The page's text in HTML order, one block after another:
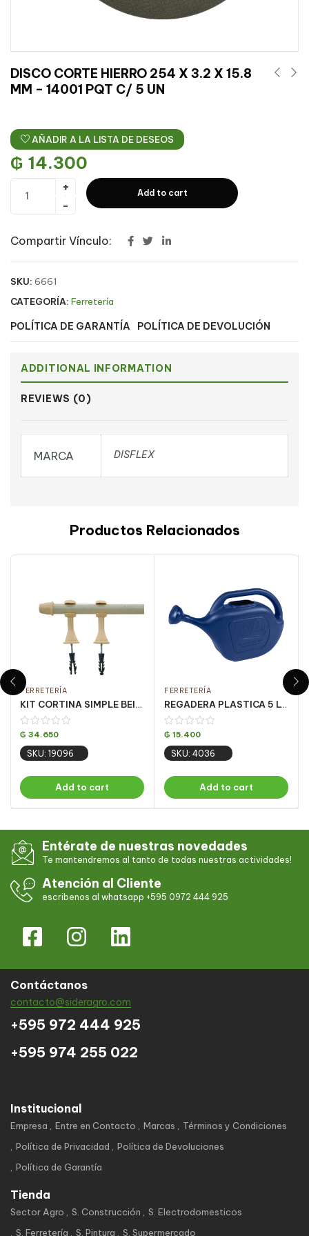
DISCO CORTE HIERRO 254 X 3.2 X 15.8
MM – 14001 PQT C/ 5 UN
AÑADIR A LA LISTA DE DESEOS
₲ 14.300
Add to cart
Compartir Vínculo:
SKU: 6661
CATEGORÍA: Ferretería
POLÍTICA DE GARANTÍA POLÍTICA DE DEVOLUCIÓN
ADDITIONAL INFORMATION
REVIEWS (0)
MARCA DISFLEX
Productos Relacionados
FERRETERÍA
KIT CORTINA SIMPLE BEIGE 3 MT (PQT C/ 5 UN)
₲ 34.650
SKU: 19096
Add to cart
FERRETERÍA
REGADERA PLASTICA 5 LTS AZUL – PQT 8
₲ 15.400
SKU: 4036
Add to cart
Entérate de nuestras novedades
Te mantendremos al tanto de todas nuestras actividades!
Atención al Cliente
escribenos al whatsapp +595 0972 444 925
Contáctanos
contacto@sideragro.com
+595 972 444 925
+595 974 255 022
Institucional
Empresa Entre en Contacto Marcas
Términos y Condiciones
Política de Privacidad
Política de Devoluciones
Política de Garantía
Tienda
Sector Agro S. Construcción
S. Electrodomesticos
S. Ferretería
S. Pintura S. Supermercado